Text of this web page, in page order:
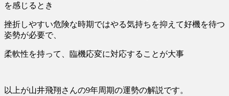
を感じるとき
挫折しやすい危険な時期ではやる気持ちを抑えて好機を待つ
姿勢が必要で、
柔軟性を持って、臨機応変に対応することが大事
以上が山井飛翔さんの9年周期の運勢の解説です。